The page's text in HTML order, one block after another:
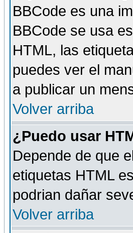
BBCode es una
BBCode se usa
HTML, las
puedes ver el
a publicar un
Volver arriba
¿Puedo usar
Depende de que
etiquetas HTML
podrian dañar
Volver arriba